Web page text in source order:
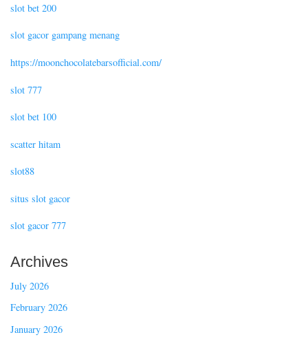
slot bet 200
slot gacor gampang menang
https://moonchocolatebarsofficial.com/
slot 777
slot bet 100
scatter hitam
slot88
situs slot gacor
slot gacor 777
Archives
July 2026
February 2026
January 2026